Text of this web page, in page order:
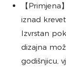
【
iznad
Izvrstan
dizajna
godišnjicu,